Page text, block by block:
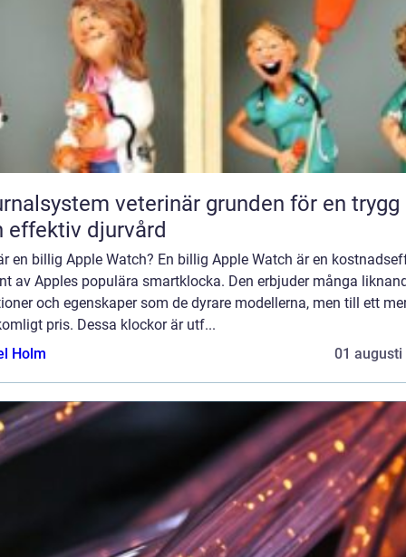
veterinär grunden för en trygg
effektiv djurvård
en billig Apple Watch? En billig Apple Watch är en
av Apples populära smartklocka. Den erbjuder många
och egenskaper som de dyrare modellerna, men till ett
pris. Dessa klockor är utf...
Holm
01 augusti